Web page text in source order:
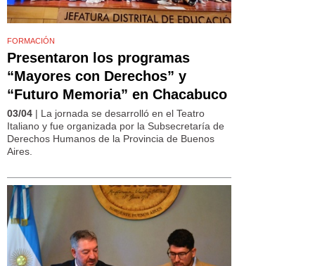
FORMACIÓN
Presentaron los programas
“Mayores con Derechos” y
“Futuro Memoria” en Chacabuco
03/04 | La jornada se desarrolló en el Teatro
Italiano y fue organizada por la Subsecretaría de
Derechos Humanos de la Provincia de Buenos
Aires.